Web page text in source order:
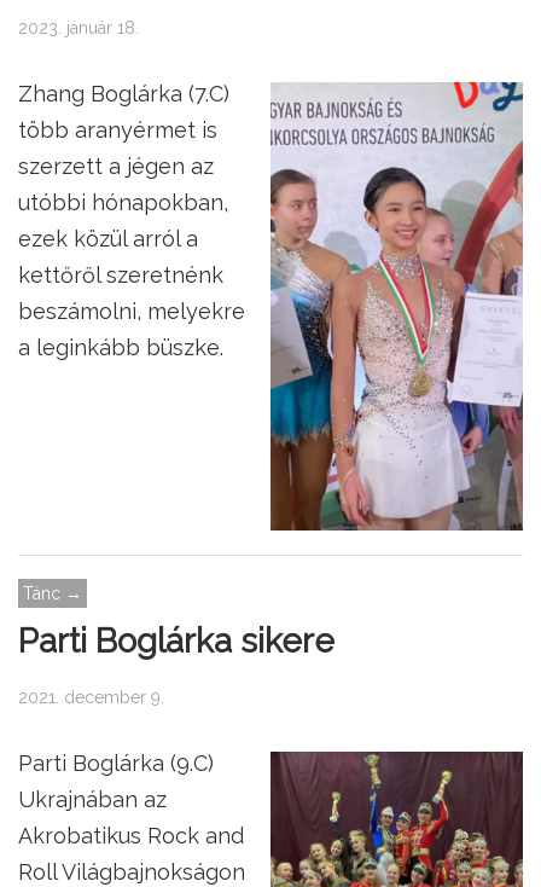
2023. január 18.
Zhang Boglárka (7.C)
több aranyérmet is
szerzett a jégen az
utóbbi hónapokban,
ezek közül arról a
kettőről szeretnénk
beszámolni, melyekre
a leginkább büszke.
Tánc →
Parti Boglárka sikere
2021. december 9.
Parti Boglárka (9.C)
Ukrajnában az
Akrobatikus Rock and
Roll Világbajnokságon